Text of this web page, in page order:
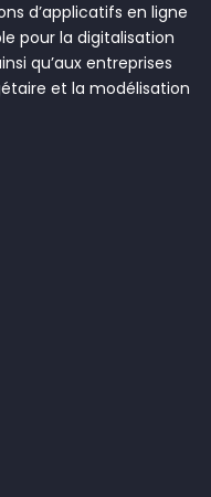
d’applicatifs en ligne
pour la digitalisation
qu’aux entreprises
et la modélisation